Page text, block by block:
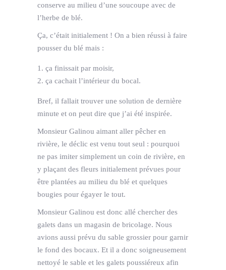
conserve au milieu d’une soucoupe avec de
l’herbe de blé.
Ça, c’était initialement ! On a bien réussi à faire
pousser du blé mais :
ça finissait par moisir,
ça cachait l’intérieur du bocal.
Bref, il fallait trouver une solution de dernière
minute et on peut dire que j’ai été inspirée.
Monsieur Galinou aimant aller pêcher en
rivière, le déclic est venu tout seul : pourquoi
ne pas imiter simplement un coin de rivière, en
y plaçant des fleurs initialement prévues pour
être plantées au milieu du blé et quelques
bougies pour égayer le tout.
Monsieur Galinou est donc allé chercher des
galets dans un magasin de bricolage. Nous
avions aussi prévu du sable grossier pour garnir
le fond des bocaux. Et il a donc soigneusement
nettoyé le sable et les galets poussiéreux afin